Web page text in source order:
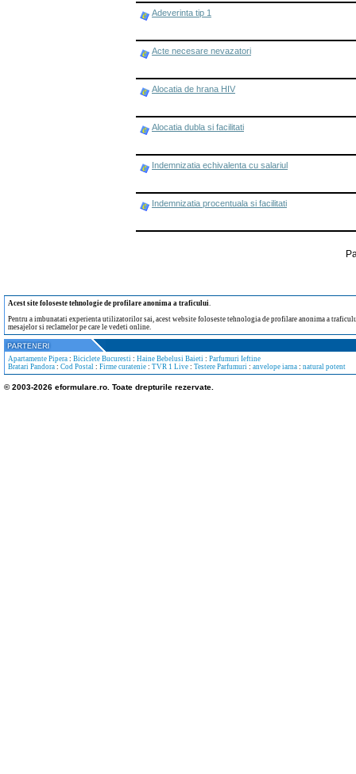
Adeverinta tip 1
Acte necesare nevazatori
Alocatia de hrana HIV
Alocatia dubla si facilitati
Indemnizatia echivalenta cu salariul
Indemnizatia procentuala si facilitati
Acest site foloseste tehnologie de profilare anonima a traficului.
Pentru a imbunatati experienta utilizatorilor sai, acest website foloseste tehnologia de profilare anonima a
mesajelor si reclamelor pe care le vedeti online.
Apartamente Pipera : Biciclete Bucuresti : Haine Bebelusi Baieti : Parfumuri Ieftine
Bratari Pandora : Cod Postal : Firme curatenie : TVR 1 Live : Testere Parfumuri : anvelope iarna : natural potent
© 2003-2026 eformulare.ro. Toate drepturile rezervate.